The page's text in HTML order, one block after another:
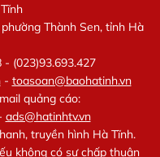
Thành Sen, tỉnh Hà
(023)93.693.427
- toasoan@baohatinh.vn
quảng cáo:
ads@hatinhtv.vn
truyền hình Hà Tĩnh.
không có sự chấp thuận